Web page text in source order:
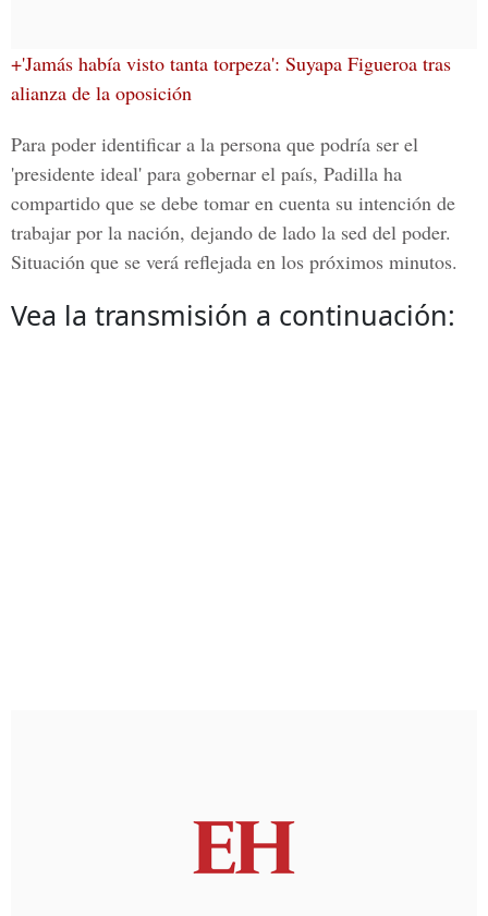
+'Jamás había visto tanta torpeza': Suyapa Figueroa tras
alianza de la oposición
Para poder identificar a la persona que podría ser el
'presidente ideal' para gobernar el país, Padilla ha
compartido que se debe tomar en cuenta su intención de
trabajar por la nación, dejando de lado la sed del poder.
Situación que se verá reflejada en los próximos minutos.
Vea la transmisión a continuación: